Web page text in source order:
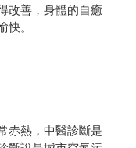
改善，身體的自癒
。
赤熱，中醫診斷是